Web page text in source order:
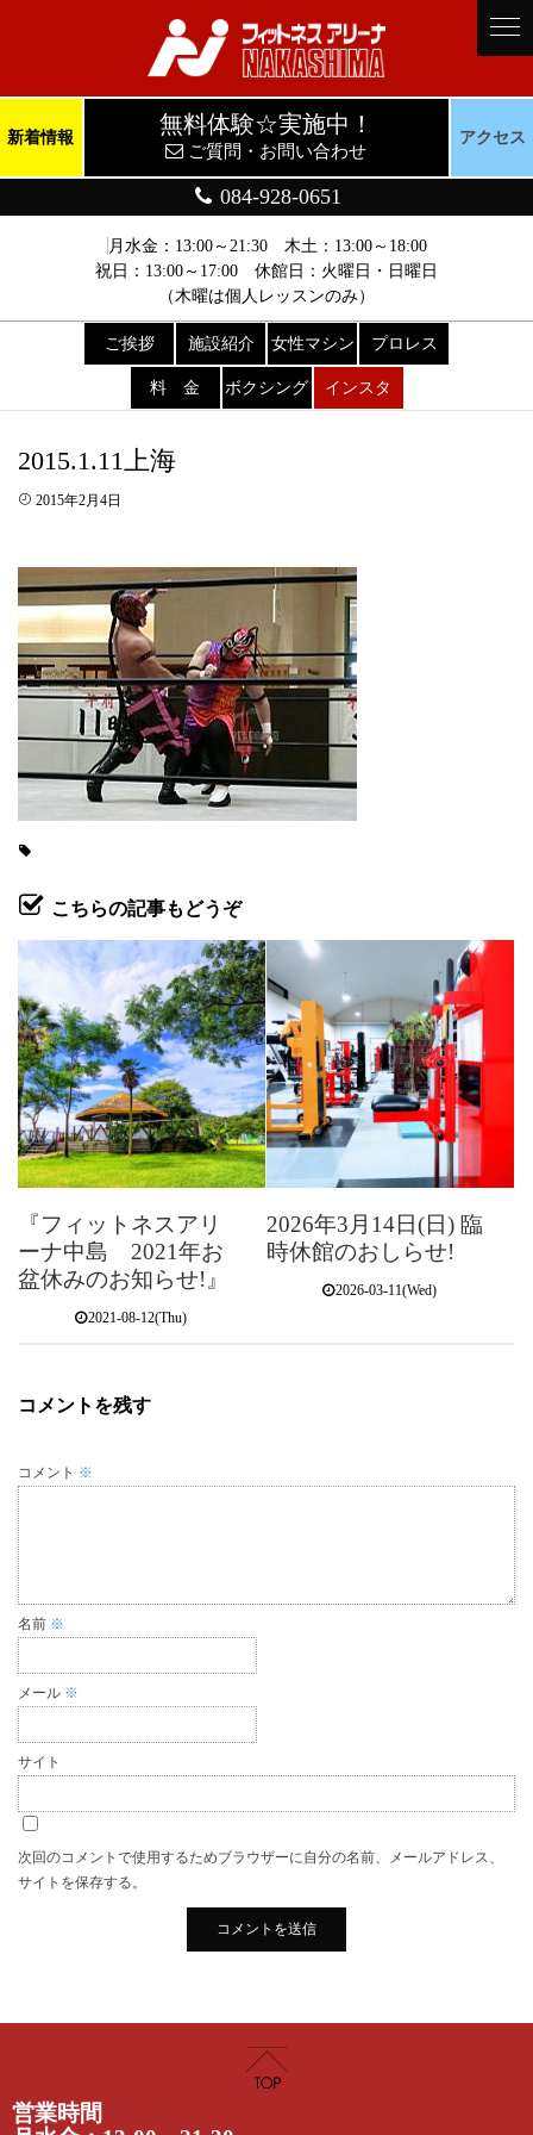
月水金：13:00～21:30 木土：13:00～18:00
祝日：13:00～17:00 休館日：火曜日・日曜日
（木曜は個人レッスンのみ）
084-928-0651
新着情報
無料体験☆実施中！
ご質問・お問い合わせ
アクセス
ご挨拶 施設紹介 女性マシン プロレス
料 金 ボクシング インスタ
2015.1.11上海
2015年2月4日
こちらの記事もどうぞ
『フィットネスアリ
ーナ中島 2021年お
盆休みのお知らせ!』
2021-08-12(Thu)
2026年3月14日(日) 臨
時休館のおしらせ!
2026-03-11(Wed)
コメントを残す
コメント ※
名前 ※
メール ※
サイト
次回のコメントで使用するためブラウザーに自分の名前、メールアドレス、
サイトを保存する。
営業時間